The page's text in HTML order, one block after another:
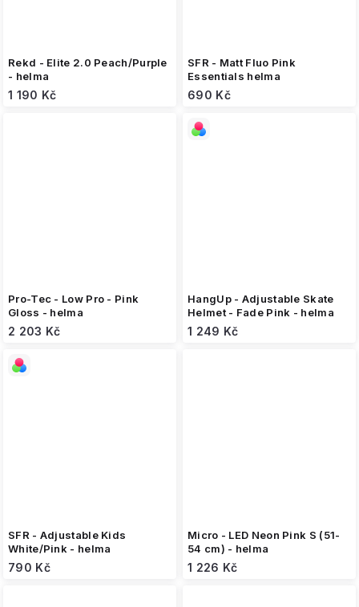
Rekd - Elite 2.0 Peach/Purple
- helma
1 190 Kč
SFR - Matt Fluo Pink
Essentials helma
690 Kč
Pro-Tec - Low Pro - Pink
Gloss - helma
2 203 Kč
HangUp - Adjustable Skate
Helmet - Fade Pink - helma
1 249 Kč
SFR - Adjustable Kids
White/Pink - helma
790 Kč
Micro - LED Neon Pink S (51-
54 cm) - helma
1 226 Kč